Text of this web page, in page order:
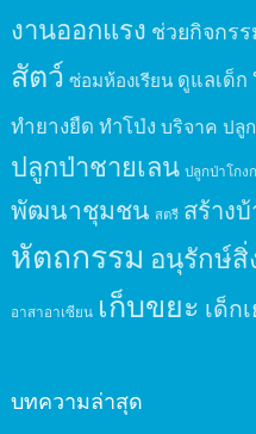
งานออกแรง ช่วยกิจกรร
สัตว์ ซ่อมห้องเรียน ดูแลเด็ก
ทำยางยืด ทำโป่ง บริจาค ปลู
ปลูกป่าชายเลน ปลูกป่าโกง
พัฒนาชุมชน สตรี สร้าง
หัตถกรรม อนุรักษ์สิ่
อาสาอาเซียน เก็บขยะ เด็ก
บทความล่าสุด